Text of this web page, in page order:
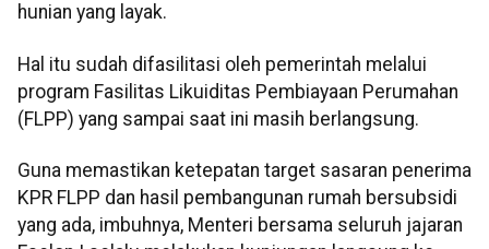
hunian yang layak.
Hal itu sudah difasilitasi oleh pemerintah melalui
program Fasilitas Likuiditas Pembiayaan Perumahan
(FLPP) yang sampai saat ini masih berlangsung.
Guna memastikan ketepatan target sasaran penerima
KPR FLPP dan hasil pembangunan rumah bersubsidi
yang ada, imbuhnya, Menteri bersama seluruh jajaran